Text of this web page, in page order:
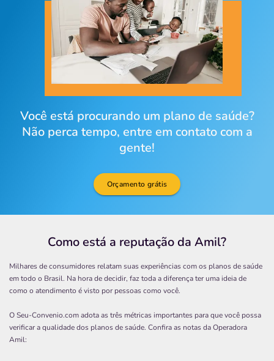
Você está procurando um plano de saúde?
Não perca tempo, entre em contato com a
gente!
Orçamento grátis
Como está a reputação da Amil?
Milhares de consumidores relatam suas experiências com os planos de saúde
em todo o Brasil. Na hora de decidir, faz toda a diferença ter uma ideia de
como o atendimento é visto por pessoas como você.
O Seu-Convenio.com adota as três métricas importantes para que você possa
verificar a qualidade dos planos de saúde. Confira as notas da Operadora
Amil: